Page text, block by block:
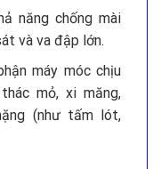
năng chống mài
và va đập lớn.
máy móc chịu
mỏ, xi măng,
(như tấm lót,